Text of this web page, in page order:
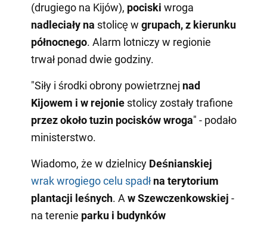
(drugiego na Kijów), pociski wroga
nadleciały na stolicę w grupach, z kierunku
północnego. Alarm lotniczy w regionie
trwał ponad dwie godziny.
"Siły i środki obrony powietrznej nad
Kijowem i w rejoniestolicy zostały trafione
przez około tuzin pocisków wroga" - podało
ministerstwo.
Wiadomo, że w dzielnicy Deśnianskiej
wrak wrogiego celu spadł na terytorium
plantacji leśnych. A w Szewczenkowskiej -
na terenie parku i budynków